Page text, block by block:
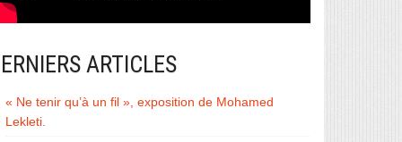
ARTICLES
« Ne tenir qu’à un fil », exposition de Mohamed
Lekleti.